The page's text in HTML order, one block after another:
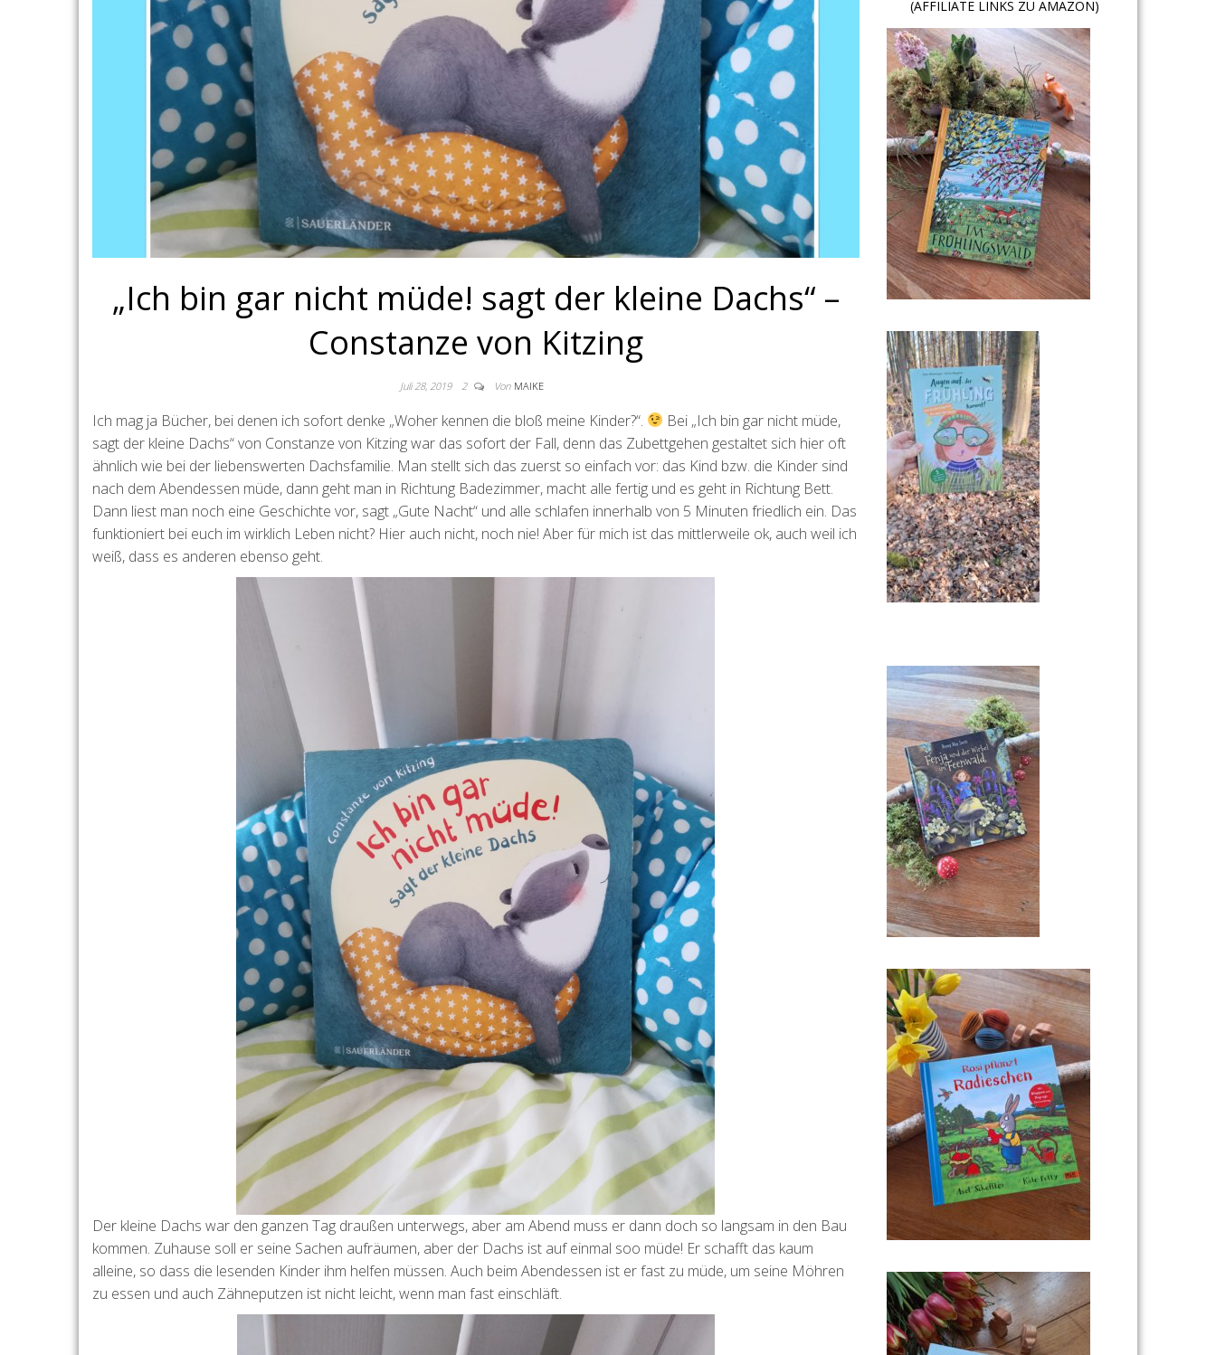
„Ich bin gar nicht müde! sagt der kleine Dachs“ –
Constanze von Kitzing
Juli 28, 2019 2 Von MAIKE
Ich mag ja Bücher, bei denen ich sofort denke „Woher kennen die bloß meine Kinder?“.
Bei „Ich bin gar nicht müde,
sagt der kleine Dachs“ von Constanze von Kitzing war das sofort der Fall, denn das Zubettgehen gestaltet sich hier oft
ähnlich wie bei der liebenswerten Dachsfamilie. Man stellt sich das zuerst so einfach vor: das Kind bzw. die Kinder sind
nach dem Abendessen müde, dann geht man in Richtung Badezimmer, macht alle fertig und es geht in Richtung Bett.
Dann liest man noch eine Geschichte vor, sagt „Gute Nacht“ und alle schlafen innerhalb von 5 Minuten friedlich ein. Das
funktioniert bei euch im wirklich Leben nicht? Hier auch nicht, noch nie! Aber für mich ist das mittlerweile ok, auch weil ich
weiß, dass es anderen ebenso geht.
Der kleine Dachs war den ganzen Tag draußen unterwegs, aber am Abend muss er dann doch so langsam in den Bau
kommen. Zuhause soll er seine Sachen aufräumen, aber der Dachs ist auf einmal soo müde! Er schafft das kaum
alleine, so dass die lesenden Kinder ihm helfen müssen. Auch beim Abendessen ist er fast zu müde, um seine Möhren
zu essen und auch Zähneputzen ist nicht leicht, wenn man fast einschläft.
(AFFILIATE LINKS ZU AMAZON)